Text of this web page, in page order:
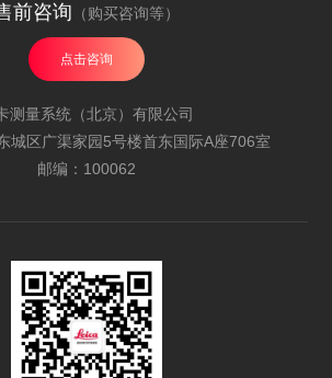
前咨询 （购买咨询等）
点击咨询
测量系统（北京）有限公司
城区广渠家园5号楼首东国际A座706室
邮编：100062